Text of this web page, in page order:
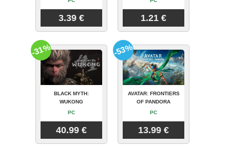
3.39 € 1.21 €
BLACK MYTH:
WUKONG
PC
40.99 €
-31%
AVATAR: FRONTIERS
OF PANDORA
PC
13.99 €
-53%